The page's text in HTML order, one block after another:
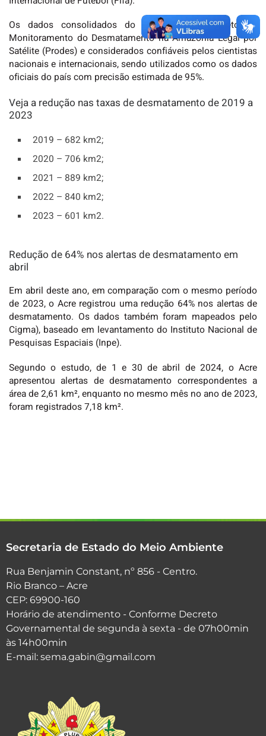
Os dados consolidados do Inpe são do Projeto de
Monitoramento do Desmatamento na Amazônia Legal por
Satélite (Prodes) e considerados confiáveis pelos cientistas
nacionais e internacionais, sendo utilizados como os dados
oficiais do país com precisão estimada de 95%.
Veja a redução nas taxas de desmatamento de 2019 a
2023
2019 – 682 km2;
2020 – 706 km2;
2021 – 889 km2;
2022 – 840 km2;
2023 – 601 km2.
Redução de 64% nos alertas de desmatamento em
abril
Em abril deste ano, em comparação com o mesmo período
de 2023, o Acre registrou uma redução 64% nos alertas de
desmatamento. Os dados também foram mapeados pelo
Cigma), baseado em levantamento do Instituto Nacional de
Pesquisas Espaciais (Inpe).
Segundo o estudo, de 1 e 30 de abril de 2024, o Acre
apresentou alertas de desmatamento correspondentes a
área de 2,61 km², enquanto no mesmo mês no ano de 2023,
foram registrados 7,18 km².
Secretaria de Estado do Meio Ambiente
Rua Benjamin Constant, nº 856 - Centro.
Rio Branco – Acre
CEP: 69900-160
Horário de atendimento - Conforme Decreto
Governamental de segunda à sexta - de 07h00min
às 14h00min
E-mail: sema.gabin@gmail.com